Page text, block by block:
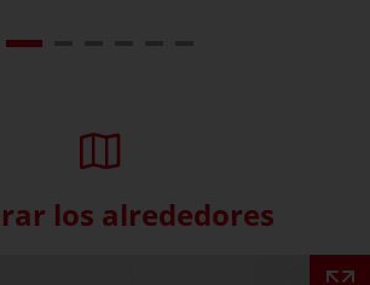
los alrededores
Skip interactive map (Not